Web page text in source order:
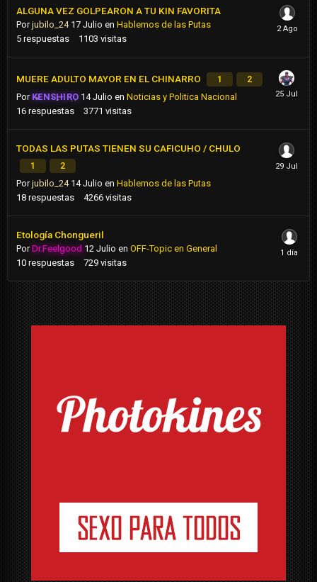
ALGUNA VEZ GOLPEARON A TU KIN FAVORITA
Porjubilo_24 17 Julio en Hablemos de las Putas
5 respuestas 1103 visitas
MUERE ADULTO MAYOR EN EL CHINARRO 1 2
Por KENSHIRO 14 Julio enNoticias y Politica Nacional
16 respuestas 3771 visitas
TODAS LAS PUTAS TIENEN SU CAFICUHO / CHULO
1 2
Porjubilo_24 14 Julio en Hablemos de las Putas
18 respuestas 4266 visitas
Etología Chongueril
PorDr.Feelgood 12 Julio en OFF-Topic en General
10 respuestas 729 visitas